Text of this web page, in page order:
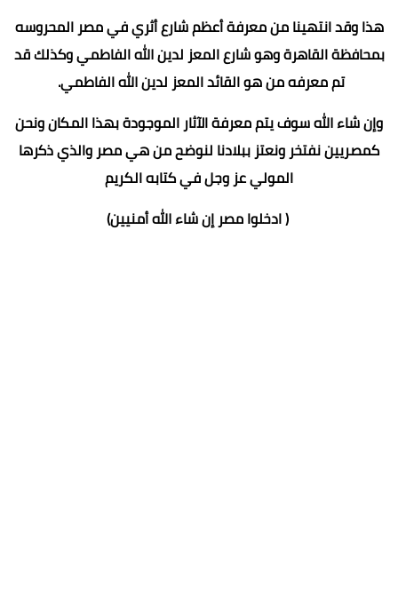
هذا وقد انتهينا من معرفة أعظم شارع أثري في مصر المحروسه
بمحافظة القاهرة وهو شارع المعز لدين الله الفاطمي وكذلك قد
تم معرفه من هو القائد المعز لدين الله الفاطمي.
وإن شاء الله سوف يتم معرفة الآثار الموجودة بهذا المكان ونحن
كمصريين نفتخر ونعتز ببلادنا لنوضح من هي مصر والذي ذكرها
المولي عز وجل في كتابه الكريم
( ادخلوا مصر إن شاء الله أمنيين)